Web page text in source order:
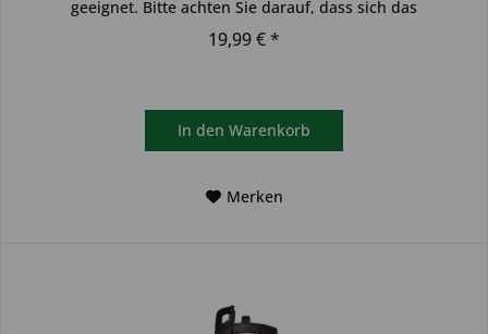
geeignet. Bitte achten Sie darauf, dass sich das
19,99 € *
In den Warenkorb
Merken